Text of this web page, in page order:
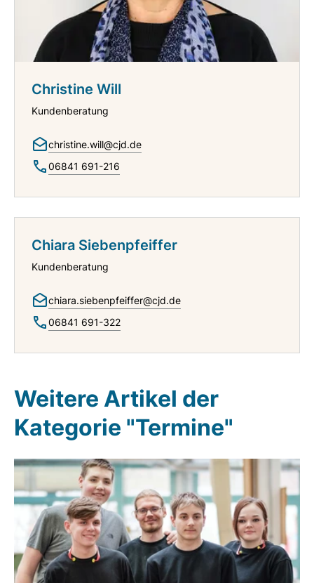
Christine Will
Kundenberatung
christine.will@cjd.de
06841 691-216
Chiara Siebenpfeiffer
Kundenberatung
chiara.siebenpfeiffer@cjd.de
06841 691-322
Weitere Artikel der
Kategorie "Termine"